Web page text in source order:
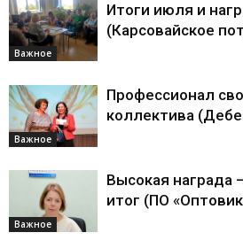
Важное
Итоги июля и
(Карсовайское
Важное
Профессионал
коллектива
Важное
Высокая награда
итог (ПО